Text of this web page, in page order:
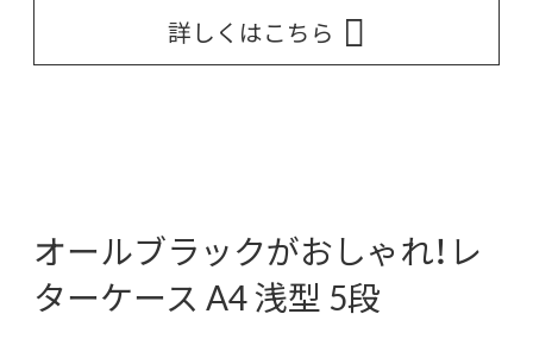
詳しくはこちら
オールブラックがおしゃれ！レ
ターケース A4 浅型 5段